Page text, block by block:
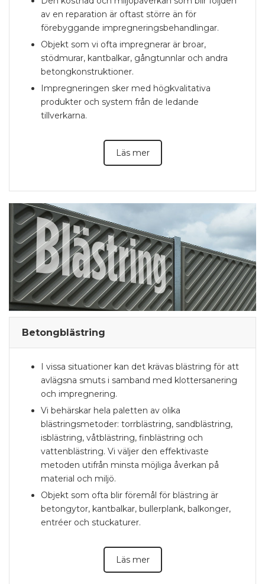
av en reparation är oftast större än för
förebyggande impregnerings­behandlingar.
Objekt som vi ofta impregnerar är broar,
stödmurar, kantbalkar, gångtunnlar och andra
betongkonstruktioner.
Impregneringen sker med högkvalitativa
produkter och system från de ledande
tillverkarna.
Läs mer
Betongblästring
I vissa situationer kan det krävas blästring för att
avlägsna smuts i samband med klottersanering
och impregnering.
Vi behärskar hela paletten av olika
blästringsmetoder: torrblästring, sandblästring,
isblästring, våtblästring, finblästring och
vattenblästring. Vi väljer den effektivaste
metoden utifrån minsta möjliga åverkan på
material och miljö.
Objekt som ofta blir föremål för blästring är
betongytor, kantbalkar, bullerplank, balkonger,
entréer och stuckaturer.
Läs mer